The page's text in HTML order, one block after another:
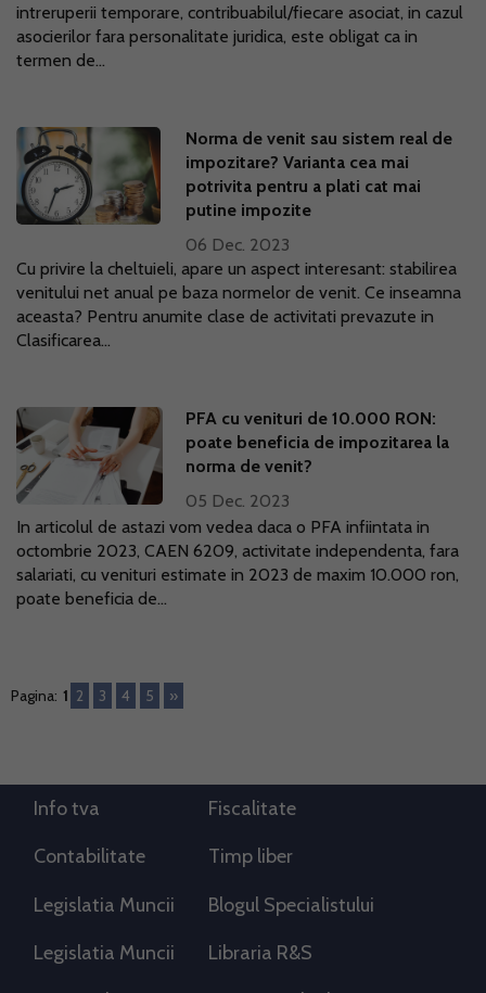
intreruperii temporare, contribuabilul/fiecare asociat, in cazul
asocierilor fara personalitate juridica, este obligat ca in
termen de...
Norma de venit sau sistem real de
impozitare? Varianta cea mai
potrivita pentru a plati cat mai
putine impozite
06 Dec. 2023
Cu privire la cheltuieli, apare un aspect interesant: stabilirea
venitului net anual pe baza normelor de venit. Ce inseamna
aceasta? Pentru anumite clase de activitati prevazute in
Clasificarea...
PFA cu venituri de 10.000 RON:
poate beneficia de impozitarea la
norma de venit?
05 Dec. 2023
In articolul de astazi vom vedea daca o PFA infiintata in
octombrie 2023, CAEN 6209, activitate independenta, fara
salariati, cu venituri estimate in 2023 de maxim 10.000 ron,
poate beneficia de...
Pagina: 1 2 3 4 5 »
Info tva Fiscalitate
Contabilitate Timp liber
Legislatia Muncii Blogul Specialistului
Legislatia Muncii Libraria R&S